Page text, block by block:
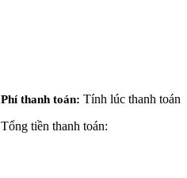
Phí thanh toán: Tính lúc thanh toán
Tổng tiền thanh toán: